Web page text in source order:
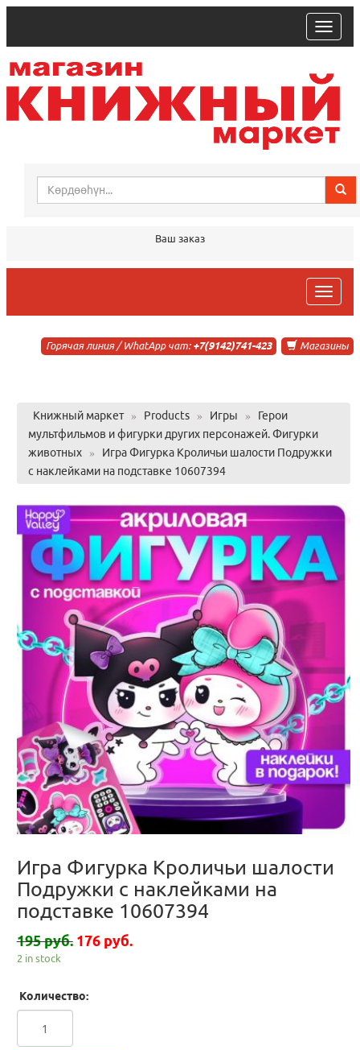
trk
Ваш заказ
trk
Магазины
Горячая линия / WhatApp чат: +7(9142)741-423
Книжный маркет » Products » Игры »
Герои
мультфильмов и фигурки других персонажей. Фигурки
животных
»
Игра Фигурка Кроличьи шалости Подружки
с наклейками на подставке 10607394
Игра Фигурка Кроличьи шалости
Подружки с наклейками на
подставке 10607394
195 руб. 176 руб.
2 in stock
Количество: